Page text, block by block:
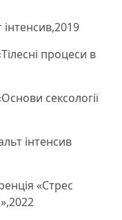
інтенсив,2019
процеси в
сексології
інтенсив
«Стрес